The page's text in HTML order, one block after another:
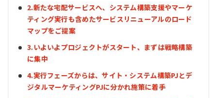
2.新たな宅配サービスへ、システム構築支援やマーケ
ティング実行も含めたサービスリニューアルのロード
マップをご提案
3.いよいよプロジェクトがスタート、まずは戦略構築
に集中
4.実行フェーズからは、サイト・システム構築PJとデ
ジタルマーケティングPJに分かれ施策に着手